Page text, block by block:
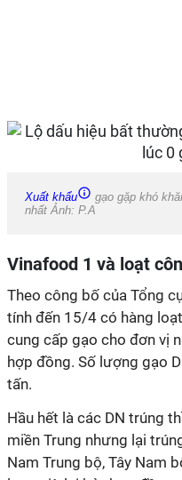
Xuất khẩu
gạo gặp khó
nhất Ảnh: P.A
Vinafood 1 và loạt
Theo công bố của Tổng
tính đến 15/4 có hàng loạt
cung cấp gạo cho đơn vị
hợp đồng. Số lượng gạo
tấn.
Hầu hết là các DN trúng
miền Trung nhưng lại
Nam Trung bộ, Tây Nam